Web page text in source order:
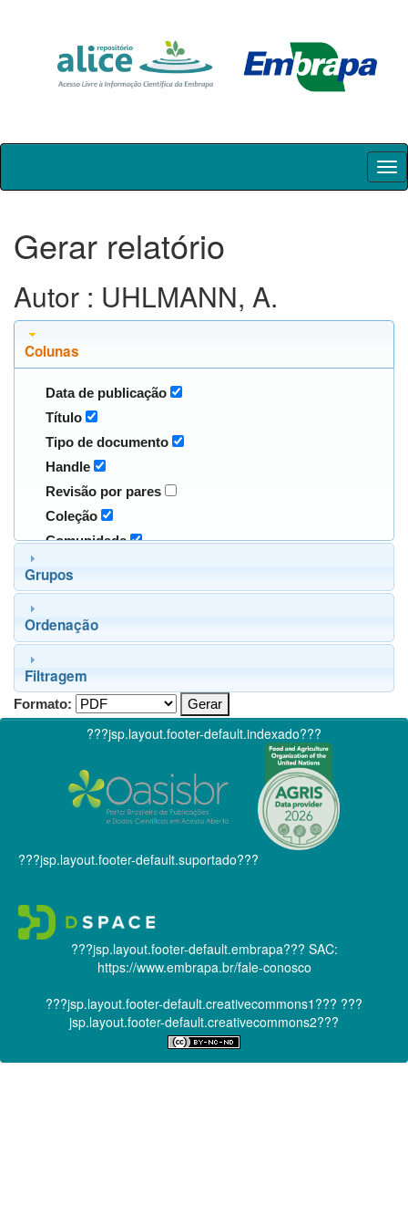
Skip
Gerar relatório
Autor : UHLMANN, A.
Colunas
Data de publicação
Título
Tipo de documento
Handle
Revisão por pares
Coleção
Comunidade
Grupos
Ordenação
Filtragem
Formato:
???jsp.layout.footer-default.indexado???
???jsp.layout.footer-default.suportado???
???jsp.layout.footer-default.embrapa??? SAC:
https://www.embrapa.br/fale-conosco
???jsp.layout.footer-default.creativecommons1??? ???
jsp.layout.footer-default.creativecommons2???